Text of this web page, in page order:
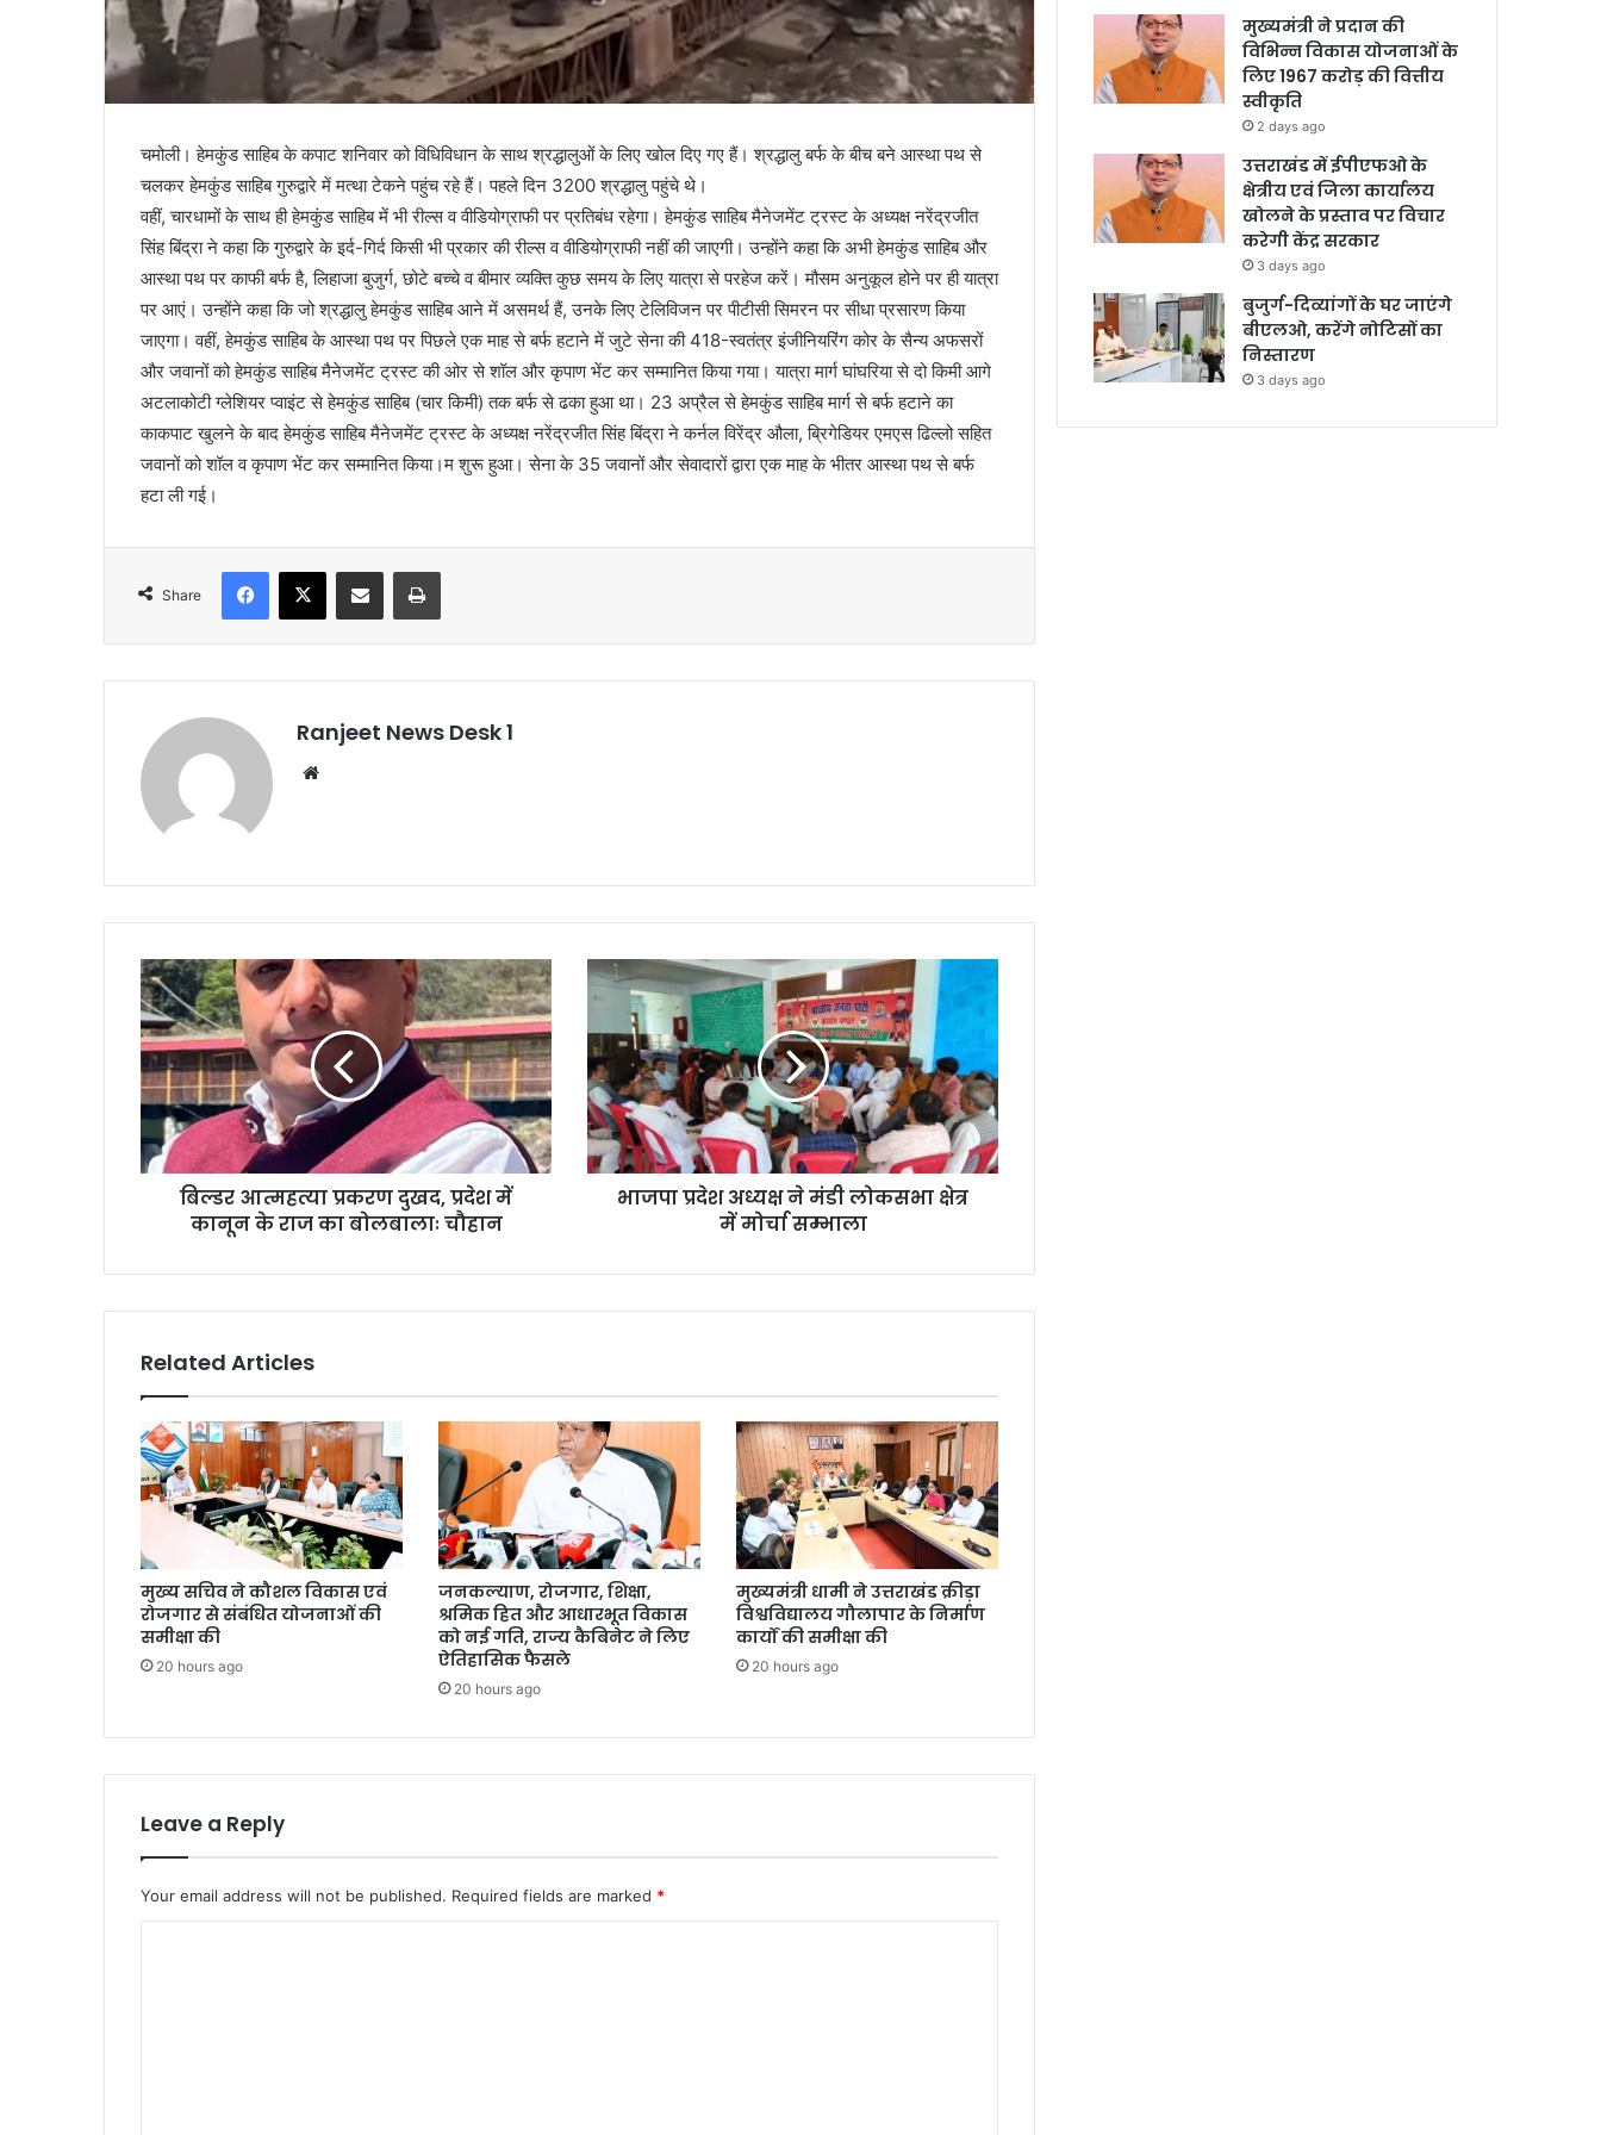
चमोली। हेमकुंड साहिब के कपाट शनिवार को विधिविधान के साथ श्रद्धालुओं के लिए खोल दिए गए हैं। श्रद्धालु बर्फ के बीच बने आस्था पथ से
चलकर हेमकुंड साहिब गुरुद्वारे में मत्था टेकने पहुंच रहे हैं। पहले दिन 3200 श्रद्धालु पहुंचे थे।
वहीं, चारधामों के साथ ही हेमकुंड साहिब में भी रील्स व वीडियोग्राफी पर प्रतिबंध रहेगा। हेमकुंड साहिब मैनेजमेंट ट्रस्ट के अध्यक्ष नरेंद्रजीत
सिंह बिंद्रा ने कहा कि गुरुद्वारे के इर्द-गिर्द किसी भी प्रकार की रील्स व वीडियोग्राफी नहीं की जाएगी। उन्होंने कहा कि अभी हेमकुंड साहिब और
आस्था पथ पर काफी बर्फ है, लिहाजा बुजुर्ग, छोटे बच्चे व बीमार व्यक्ति कुछ समय के लिए यात्रा से परहेज करें। मौसम अनुकूल होने पर ही यात्रा
पर आएं। उन्होंने कहा कि जो श्रद्धालु हेमकुंड साहिब आने में असमर्थ हैं, उनके लिए टेलिविजन पर पीटीसी सिमरन पर सीधा प्रसारण किया
जाएगा। वहीं, हेमकुंड साहिब के आस्था पथ पर पिछले एक माह से बर्फ हटाने में जुटे सेना की 418-स्वतंत्र इंजीनियरिंग कोर के सैन्य अफसरों
और जवानों को हेमकुंड साहिब मैनेजमेंट ट्रस्ट की ओर से शॉल और कृपाण भेंट कर सम्मानित किया गया। यात्रा मार्ग घांघरिया से दो किमी आगे
अटलाकोटी ग्लेशियर प्वाइंट से हेमकुंड साहिब (चार किमी) तक बर्फ से ढका हुआ था। 23 अप्रैल से हेमकुंड साहिब मार्ग से बर्फ हटाने का
काकपाट खुलने के बाद हेमकुंड साहिब मैनेजमेंट ट्रस्ट के अध्यक्ष नरेंद्रजीत सिंह बिंद्रा ने कर्नल विरेंद्र औला, ब्रिगेडियर एमएस ढिल्लो सहित
जवानों को शॉल व कृपाण भेंट कर सम्मानित किया।म शुरू हुआ। सेना के 35 जवानों और सेवादारों द्वारा एक माह के भीतर आस्था पथ से बर्फ
हटा ली गई।
Share
Ranjeet News Desk 1
बिल्डर आत्महत्या प्रकरण दुखद, प्रदेश में
कानून के राज का बोलबालाः चौहान
भाजपा प्रदेश अध्यक्ष ने मंडी लोकसभा क्षेत्र
में मोर्चा सम्भाला
Related Articles
मुख्य सचिव ने कौशल विकास एवं
रोजगार से संबंधित योजनाओं की
समीक्षा की
20 hours ago
जनकल्याण, रोजगार, शिक्षा,
श्रमिक हित और आधारभूत विकास
को नई गति, राज्य कैबिनेट ने लिए
ऐतिहासिक फैसले
20 hours ago
मुख्यमंत्री धामी ने उत्तराखंड क्रीड़ा
विश्वविद्यालय गौलापार के निर्माण
कार्यों की समीक्षा की
20 hours ago
Leave a Reply
Your email address will not be published. Required fields are marked *
मुख्यमंत्री ने प्रदान की
विभिन्न विकास योजनाओं के
लिए 1967 करोड़ की वित्तीय
स्वीकृति
2 days ago
उत्तराखंड में ईपीएफओ के
क्षेत्रीय एवं जिला कार्यालय
खोलने के प्रस्ताव पर विचार
करेगी केंद्र सरकार
3 days ago
बुजुर्ग-दिव्यांगों के घर जाएंगे
बीएलओ, करेंगे नोटिसों का
निस्तारण
3 days ago